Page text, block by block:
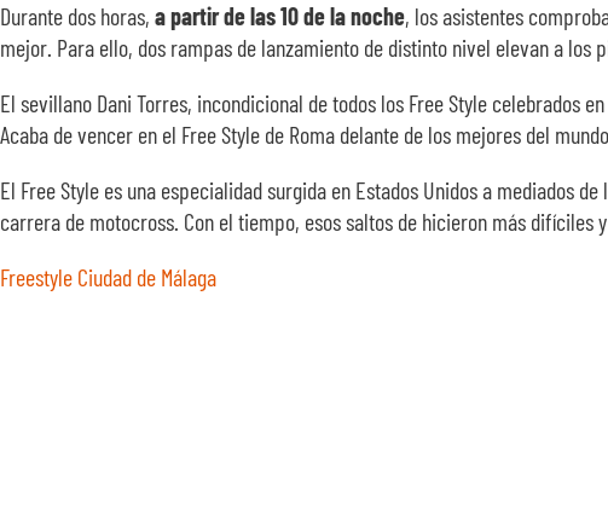
Durante dos horas, a partir de las 10 de la noche, los asistentes
mejor. Para ello, dos rampas de lanzamiento de distinto nivel elevan a
El sevillano Dani Torres, incondicional de todos los Free Style
Acaba de vencer en el Free Style de Roma delante de los mejores del
El Free Style es una especialidad surgida en Estados Unidos a mediados
carrera de motocross. Con el tiempo, esos saltos de hicieron más
Freestyle Ciudad de Málaga